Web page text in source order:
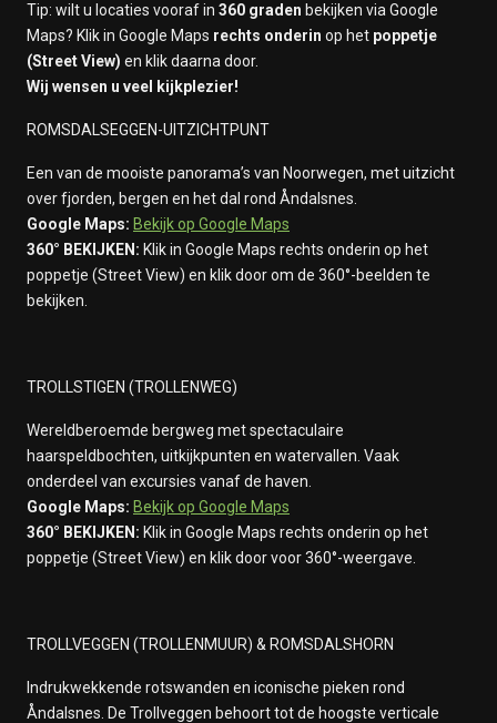
Tip: wilt u locaties vooraf in 360 graden bekijken via Google
Maps? Klik in Google Maps rechts onderin op het poppetje
(Street View) en klik daarna door.
Wij wensen u veel kijkplezier!
ROMSDALSEGGEN-UITZICHTPUNT
Een van de mooiste panorama’s van Noorwegen, met uitzicht
over fjorden, bergen en het dal rond Åndalsnes.
Google Maps: Bekijk op Google Maps
360° BEKIJKEN: Klik in Google Maps rechts onderin op het
poppetje (Street View) en klik door om de 360°-beelden te
bekijken.
TROLLSTIGEN (TROLLENWEG)
Wereldberoemde bergweg met spectaculaire
haarspeldbochten, uitkijkpunten en watervallen. Vaak
onderdeel van excursies vanaf de haven.
Google Maps: Bekijk op Google Maps
360° BEKIJKEN: Klik in Google Maps rechts onderin op het
poppetje (Street View) en klik door voor 360°-weergave.
TROLLVEGGEN (TROLLENMUUR) & ROMSDALSHORN
Indrukwekkende rotswanden en iconische pieken rond
Åndalsnes. De Trollveggen behoort tot de hoogste verticale